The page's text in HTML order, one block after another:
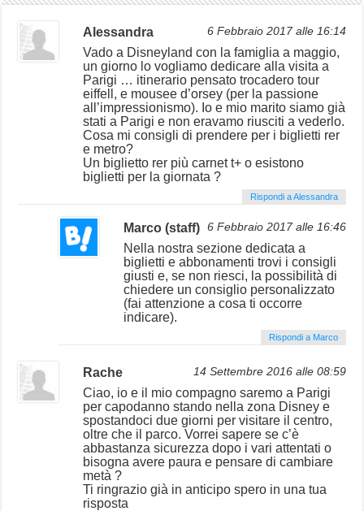
Alessandra 6 Febbraio 2017 alle 16:14
Vado a Disneyland con la famiglia a maggio,
un giorno lo vogliamo dedicare alla visita a
Parigi … itinerario pensato trocadero tour
eiffell, e mousee d’orsey (per la passione
all’impressionismo). Io e mio marito siamo già
stati a Parigi e non eravamo riusciti a vederlo.
Cosa mi consigli di prendere per i biglietti rer
e metro?
Un biglietto rer più carnet t+ o esistono
biglietti per la giornata ?
Rispondi a Alessandra
Marco (staff) 6 Febbraio 2017 alle 16:46
Nella nostra sezione dedicata a
biglietti e abbonamenti trovi i consigli
giusti e, se non riesci, la possibilità di
chiedere un consiglio personalizzato
(fai attenzione a cosa ti occorre
indicare).
Rispondi a Marco
Rache 14 Settembre 2016 alle 08:59
Ciao, io e il mio compagno saremo a Parigi
per capodanno stando nella zona Disney e
spostandoci due giorni per visitare il centro,
oltre che il parco. Vorrei sapere se c’è
abbastanza sicurezza dopo i vari attentati o
bisogna avere paura e pensare di cambiare
metà ?
Ti ringrazio già in anticipo spero in una tua
risposta